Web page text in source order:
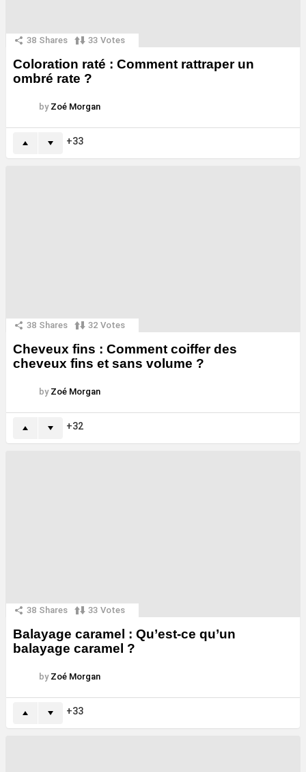
38 Shares 33 Votes
Coloration raté : Comment rattraper un
ombré rate ?
by Zoé Morgan
33
38 Shares 32 Votes
Cheveux fins : Comment coiffer des
cheveux fins et sans volume ?
by Zoé Morgan
32
38 Shares 33 Votes
Balayage caramel : Qu’est-ce qu’un
balayage caramel ?
by Zoé Morgan
33